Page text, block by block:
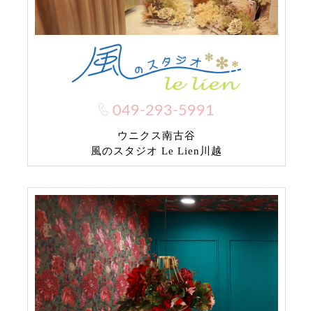
049-293-5991
ウニクス南古谷
風のスタジオ Le Lien川越